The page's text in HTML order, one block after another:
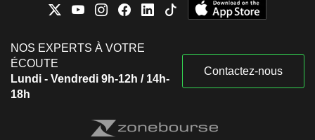
NOS EXPERTS À VOTRE
ÉCOUTE
Lundi - Vendredi 9h-12h / 14h-
18h
Contactez-nous